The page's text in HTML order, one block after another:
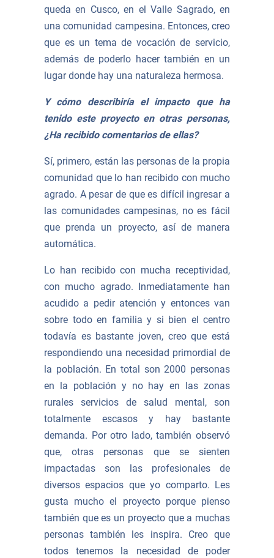
queda en Cusco, en el Valle Sagrado, en
una comunidad campesina. Entonces, creo
que es un tema de vocación de servicio,
además de poderlo hacer también en un
lugar donde hay una naturaleza hermosa.
Y cómo describiría el impacto que ha
tenido este proyecto en otras personas,
¿Ha recibido comentarios de ellas?
Sí, primero, están las personas de la propia
comunidad que lo han recibido con mucho
agrado. A pesar de que es difícil ingresar a
las comunidades campesinas, no es fácil
que prenda un proyecto, así de manera
automática.
Lo han recibido con mucha receptividad,
con mucho agrado. Inmediatamente han
acudido a pedir atención y entonces van
sobre todo en familia y si bien el centro
todavía es bastante joven, creo que está
respondiendo una necesidad primordial de
la población. En total son 2000 personas
en la población y no hay en las zonas
rurales servicios de salud mental, son
totalmente escasos y hay bastante
demanda. Por otro lado, también observó
que, otras personas que se sienten
impactadas son las profesionales de
diversos espacios que yo comparto. Les
gusta mucho el proyecto porque pienso
también que es un proyecto que a muchas
personas también les inspira. Creo que
todos tenemos la necesidad de poder